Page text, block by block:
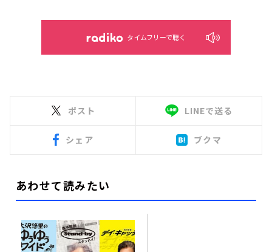
タイムフリーで聴く
ポスト LINEで送る
シェア ブクマ
あわせて読みたい